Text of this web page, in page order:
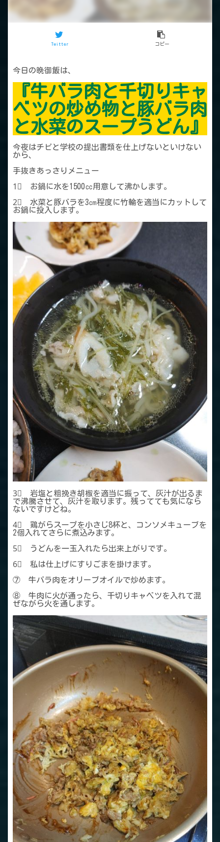
Twitter コピー
今日の晩御飯は、
『牛バラ肉と千切りキャ
ベツの炒め物と豚バラ肉
と水菜のスープうどん』
今夜はチビと学校の提出書類を仕上げないといけない
から、
手抜きあっさりメニュー
1⃣ お鍋に水を1500㏄用意して沸かします。
2⃣ 水菜と豚バラを3㎝程度に竹輪を適当にカットして
お鍋に投入します。
3⃣ 岩塩と粗挽き胡椒を適当に振って、灰汁が出るま
で沸騰させて、灰汁を取ります。残ってても気になら
ないですけどね。
4⃣ 鶏がらスープを小さじ8杯と、コンソメキューブを
2個入れてさらに煮込みます。
5⃣ うどんを一玉入れたら出来上がりです。
6⃣ 私は仕上げにすりごまを掛けます。
⑦ 牛バラ肉をオリーブオイルで炒めます。
⑧ 牛肉に火が通ったら、千切りキャベツを入れて混
ぜながら火を通します。